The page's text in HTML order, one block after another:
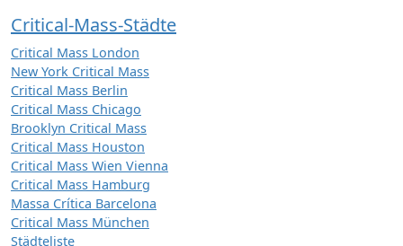
Critical-Mass-Städte
Critical Mass London
New York Critical Mass
Critical Mass Berlin
Critical Mass Chicago
Brooklyn Critical Mass
Critical Mass Houston
Critical Mass Wien Vienna
Critical Mass Hamburg
Massa Crítica Barcelona
Critical Mass München
Städteliste